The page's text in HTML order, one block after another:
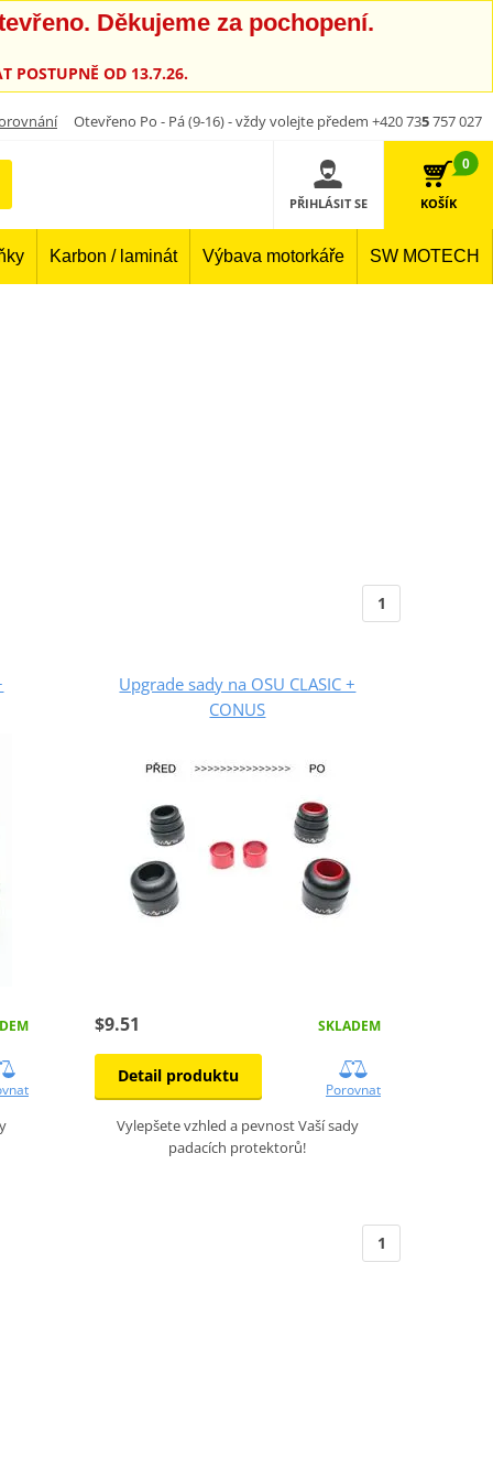
Děkujeme za pochopení.
POSTUPNĚ OD 13.7.26.
Otevřeno Po - Pá (9-16) - vždy volejte předem +420 735757 027
PŘIHLÁSIT SE
0
KOŠÍK
Karbon / laminát Výbava motorkáře SW MOTECH
1
Upgrade sady na OSU CLASIC +
CONUS
$9.51 SKLADEM
Detail produktu
Porovnat
Vylepšete vzhled a pevnost Vaší sady
padacích protektorů!
1